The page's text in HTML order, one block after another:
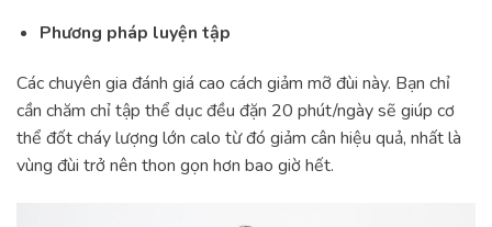
Phương pháp luyện tập
Các chuyên gia đánh giá cao cách giảm mỡ đùi này. Bạn chỉ
cần chăm chỉ tập thể dục đều đặn 20 phút/ngày sẽ giúp cơ
thể đốt cháy lượng lớn calo từ đó giảm cân hiệu quả, nhất là
vùng đùi trở nên thon gọn hơn bao giờ hết.